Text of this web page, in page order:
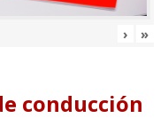
› »
conducción